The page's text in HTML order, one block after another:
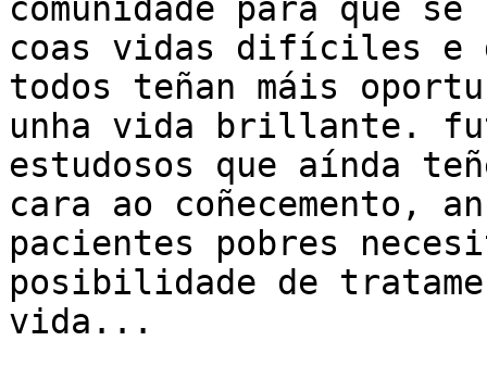
comunidade para que
coas vidas difíciles e
todos teñan máis
unha vida brillante.
estudosos que aínda
cara ao coñecemento,
pacientes pobres
posibilidade de
vida...